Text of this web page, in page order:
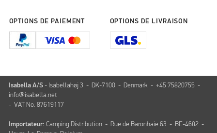
OPTIONS DE PAIEMENT OPTIONS DE LIVRAISON
Isabella A/S - Isabellahøj 3 - DK-7100 - Denmark - +45 75820755 -
info@isabella.net
- VAT No. 87619117
Importateur: Camping Distribution - Rue de Baronhaie 63 - BE-4682 -